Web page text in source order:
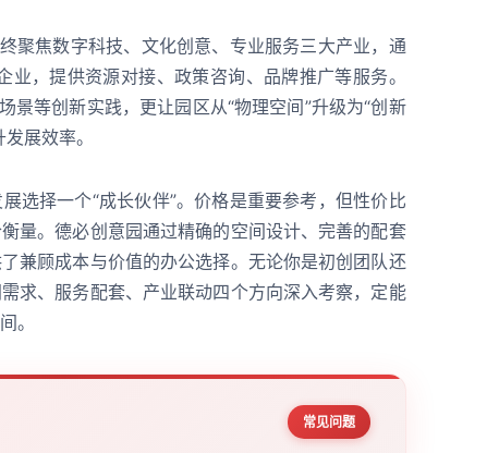
聚焦数字科技、文化创意、专业服务三大产业，通
业，提供资源对接、政策咨询、品牌推广等服务。
景等创新实践，更让园区从“物理空间”升级为“创新
展效率。
选择一个“成长伙伴”。价格是重要参考，但性价比
量。德必创意园通过精确的空间设计、完善的配套
兼顾成本与价值的办公选择。无论你是初创团队还
求、服务配套、产业联动四个方向深入考察，定能
。
常见问题